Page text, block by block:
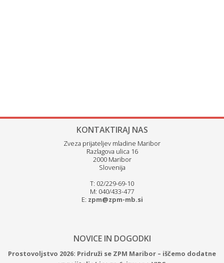
KONTAKTIRAJ NAS
Zveza prijateljev mladine Maribor
Razlagova ulica 16
2000 Maribor
Slovenija
T: 02/229-69-10
M: 040/433-477
E: zpm@zpm-mb.si
NOVICE IN DOGODKI
Prostovoljstvo 2026: Pridruži se ZPM Maribor – iščemo dodatne